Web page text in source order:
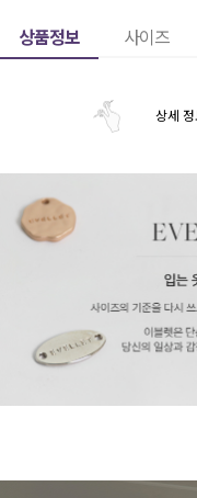
상품정보 사이즈
상세